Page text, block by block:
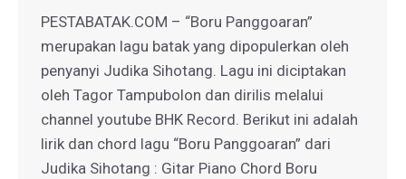
PESTABATAK.COM – “Boru Panggoaran”
merupakan lagu batak yang dipopulerkan oleh
penyanyi Judika Sihotang. Lagu ini diciptakan
oleh Tagor Tampubolon dan dirilis melalui
channel youtube BHK Record. Berikut ini adalah
lirik dan chord lagu “Boru Panggoaran” dari
Judika Sihotang : Gitar Piano Chord Boru